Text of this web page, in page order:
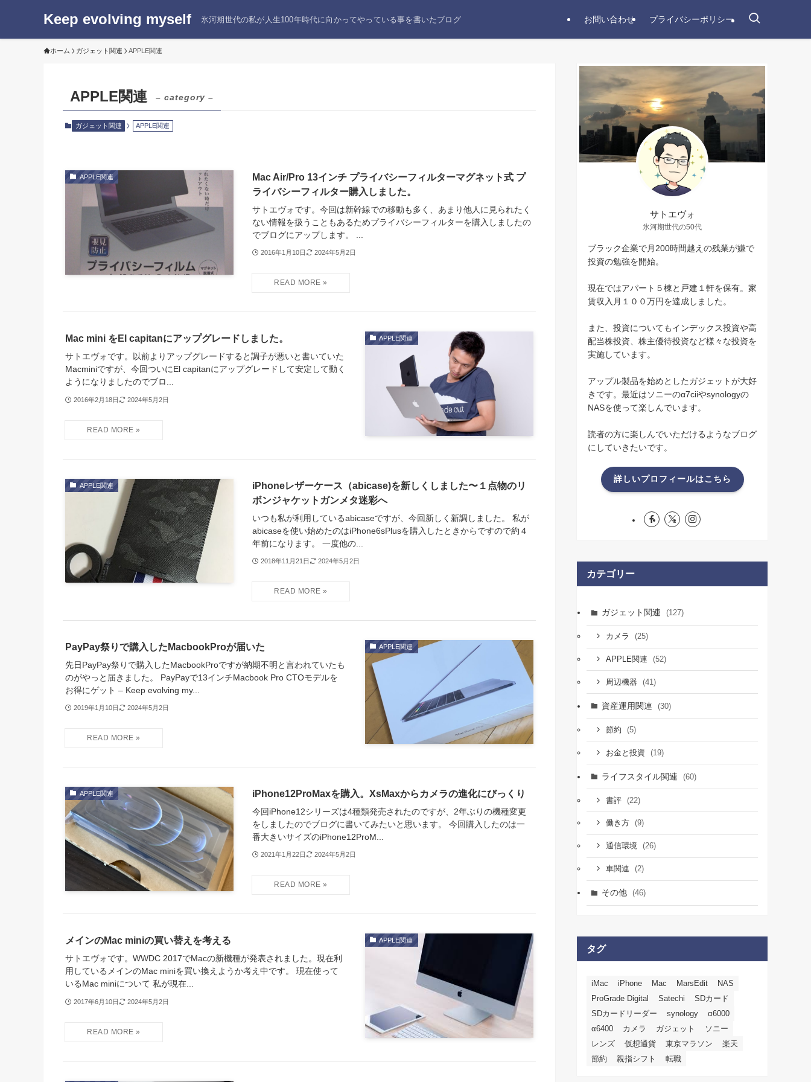
Keep evolving myself 氷河期世代の私が人生100年時代に向かってやっている事を書いたブログ お問い合わせ プライバシーポリシー
ホーム ガジェット関連 APPLE関連
APPLE関連 – category –
ガジェット関連 APPLE関連
APPLE関連
Mac Air/Pro 13インチ プライバシーフィルターマグネット式 プ
ライバシーフィルター購入しました。
サトエヴォです。今回は新幹線での移動も多く、あまり他人に見られたく
ない情報を扱うこともあるためプライバシーフィルターを購入しましたの
でブログにアップします。 ...
2016年1月10日 2024年5月2日
APPLE関連
Mac mini をEl capitanにアップグレードしました。
サトエヴォです。以前よりアップグレードすると調子が悪いと書いていた
Macminiですが、今回ついにEl capitanにアップグレードして安定して動く
ようになりましたのでブロ...
2016年2月18日 2024年5月2日
APPLE関連
iPhoneレザーケース（abicase)を新しくしました〜１点物のリ
ボンジャケットガンメタ迷彩へ
いつも私が利用しているabicaseですが、今回新しく新調しました。 私が
abicaseを使い始めたのはiPhone6sPlusを購入したときからですので約４
年前になります。 一度他の...
2018年11月21日 2024年5月2日
APPLE関連
PayPay祭りで購入したMacbookProが届いた
先日PayPay祭りで購入したMacbookProですが納期不明と言われていたも
のがやっと届きました。 PayPayで13インチMacbook Pro CTOモデルを
お得にゲット – Keep evolving my...
2019年1月10日 2024年5月2日
APPLE関連 iPhone12ProMaxを購入。XsMaxからカメラの進化にびっくり
今回iPhone12シリーズは4種類発売されたのですが、2年ぶりの機種変更
をしましたのでブログに書いてみたいと思います。 今回購入したのは一
番大きいサイズのiPhone12ProM...
2021年1月22日 2024年5月2日
APPLE関連
メインのMac miniの買い替えを考える
サトエヴォです。WWDC 2017でMacの新機種が発表されました。現在利
用しているメインのMac miniを買い換えようか考え中です。 現在使って
いるMac miniについて 私が現在...
2017年6月10日 2024年5月2日
サトエヴォ
氷河期世代の50代
ブラック企業で月200時間越えの残業が嫌で
投資の勉強を開始。
現在ではアパート５棟と戸建１軒を保有。家
賃収入月１００万円を達成しました。
また、投資についてもインデックス投資や高
配当株投資、株主優待投資など様々な投資を
実施しています。
アップル製品を始めとしたガジェットが大好
きです。最近はソニーのα7ciiやsynologyの
NASを使って楽しんでいます。
読者の方に楽しんでいただけるようなブログ
にしていきたいです。
詳しいプロフィールはこちら
カテゴリー
ガジェット関連 (127)
カメラ (25)
APPLE関連 (52)
周辺機器 (41)
資産運用関連 (30)
節約 (5)
お金と投資 (19)
ライフスタイル関連 (60)
書評 (22)
働き方 (9)
通信環境 (26)
車関連 (2)
その他 (46)
タグ
iMac iPhone Mac MarsEdit
NAS
ProGrade Digital
Satechi
SDカード
SDカードリーダー
synology
α6000
α6400
カメラ ガジェット
ソニー
レンズ
仮想通貨 東京マラソン
楽天
節約
親指シフト 転職